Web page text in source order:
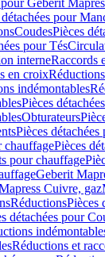
Geberit
pour
CoudesPièces
pour Tés
interneRaccords
en croix
indémontables
Pièces
Obturateurs
Pièces détachées
chauffagePièces
pour chauffage
Geberit
Cuivre, gaz
RéductionsPièces
détachées pour
Réductions et